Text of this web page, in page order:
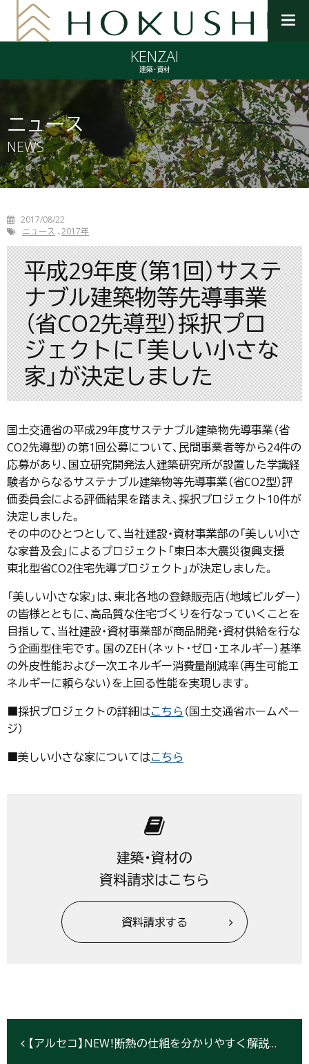
を
開
く
KENZAI
建築・資材
ニュース
NEWS
2017/08/22
ニュース 2017年
平成29年度（第1回）サステ
ナブル建築物等先導事業
（省CO2先導型）採択プロ
ジェクトに「美しい小さな
家」が決定しました
国土交通省の平成29年度サステナブル建築物先導事業（省
CO2先導型）の第1回公募について、民間事業者等から24件の
応募があり、国立研究開発法人建築研究所が設置した学識経
験者からなるサステナブル建築物等先導事業（省CO2型）評
価委員会による評価結果を踏まえ、採択プロジェクト10件が
決定しました。
その中のひとつとして、当社建設・資材事業部の「美しい小さ
な家普及会」によるプロジェクト「東日本大震災復興支援
東北型省CO2住宅先導プロジェクト」が決定しました。
「美しい小さな家」は、東北各地の登録販売店（地域ビルダー）
の皆様とともに、高品質な住宅づくりを行なっていくことを
目指して、当社建設・資材事業部が商品開発・資材供給を行な
う企画型住宅です。国のZEH（ネット･ゼロ･エネルギー）基準
の外皮性能および一次エネルギー消費量削減率（再生可能エ
ネルギーに頼らない）を上回る性能を実現します。
■採択プロジェクトの詳細はこちら （国土交通省ホームペー
ジ）
■美しい小さな家についてはこちら
建築・資材の
資料請求はこちら
資料請求する
【アルセコ】NEW！断熱の仕組を分かりやすく解説したコンテンツをリリースしました！